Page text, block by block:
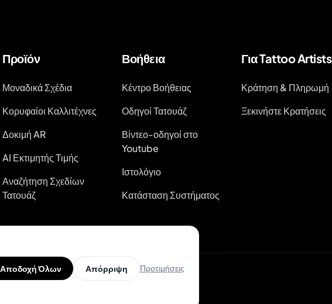
Προϊόν
Μοναδικά Σχέδια
Κορυφαίοι Καλλιτέχνες
Δοκιμή AR
AI Εκτιμητής Τιμής
Αναζήτηση Σχεδίων
Τατουάζ
Βοήθεια
Κέντρο Βοήθειας
Οδηγοί Τατουάζ
Βίντεο-οδηγοί στο
Youtube
Ιστολόγιο
Κατάσταση Συστήματος
Για Tattoo Artists
Κράτηση & Πληρωμή
Ξεκινήστε Κρατήσεις
Αποδοχή Όλων Απόρριψη Προτιμήσεις